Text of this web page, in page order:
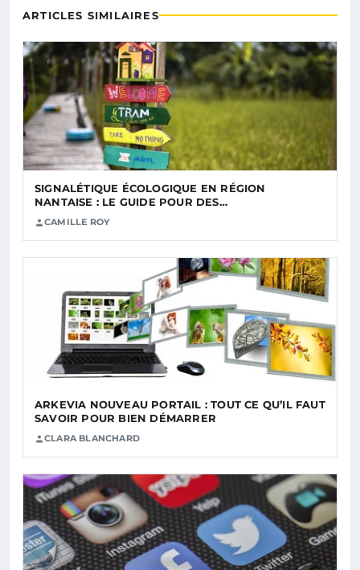
ARTICLES SIMILAIRES
SIGNALÉTIQUE ÉCOLOGIQUE EN RÉGION
NANTAISE : LE GUIDE POUR DES…
CAMILLE ROY
ARKEVIA NOUVEAU PORTAIL : TOUT CE QU’IL FAUT
SAVOIR POUR BIEN DÉMARRER
CLARA BLANCHARD